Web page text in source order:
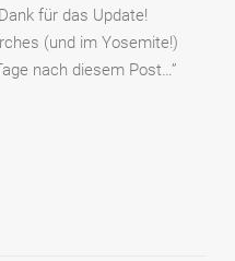
für das Update!
(und im Yosemite!)
nach diesem Post…”